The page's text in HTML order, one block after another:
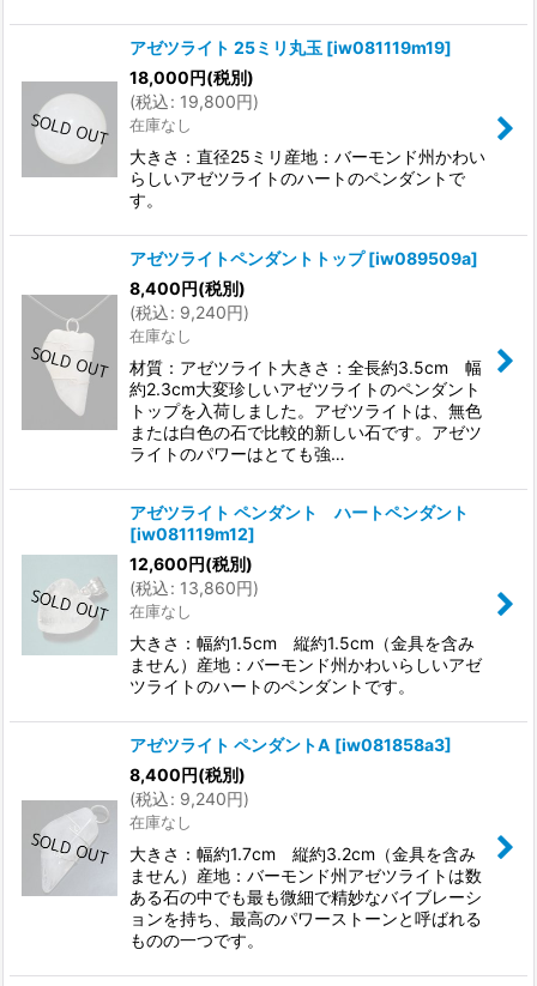
アゼツライト 25ミリ丸玉 [iw081119m19]
18,000円(税別)
(税込: 19,800円)
在庫なし
大きさ：直径25ミリ産地：バーモンド州かわい
らしいアゼツライトのハートのペンダントで
す。
アゼツライトペンダントトップ [iw089509a]
8,400円(税別)
(税込: 9,240円)
在庫なし
材質：アゼツライト大きさ：全長約3.5cm 幅
約2.3cm大変珍しいアゼツライトのペンダント
トップを入荷しました。アゼツライトは、無色
または白色の石で比較的新しい石です。アゼツ
ライトのパワーはとても強…
アゼツライト ペンダント ハートペンダント
[iw081119m12]
12,600円(税別)
(税込: 13,860円)
在庫なし
大きさ：幅約1.5cm 縦約1.5cm（金具を含み
ません）産地：バーモンド州かわいらしいアゼ
ツライトのハートのペンダントです。
アゼツライト ペンダントA [iw081858a3]
8,400円(税別)
(税込: 9,240円)
在庫なし
大きさ：幅約1.7cm 縦約3.2cm（金具を含み
ません）産地：バーモンド州アゼツライトは数
ある石の中でも最も微細で精妙なバイブレーシ
ョンを持ち、最高のパワーストーンと呼ばれる
ものの一つです。